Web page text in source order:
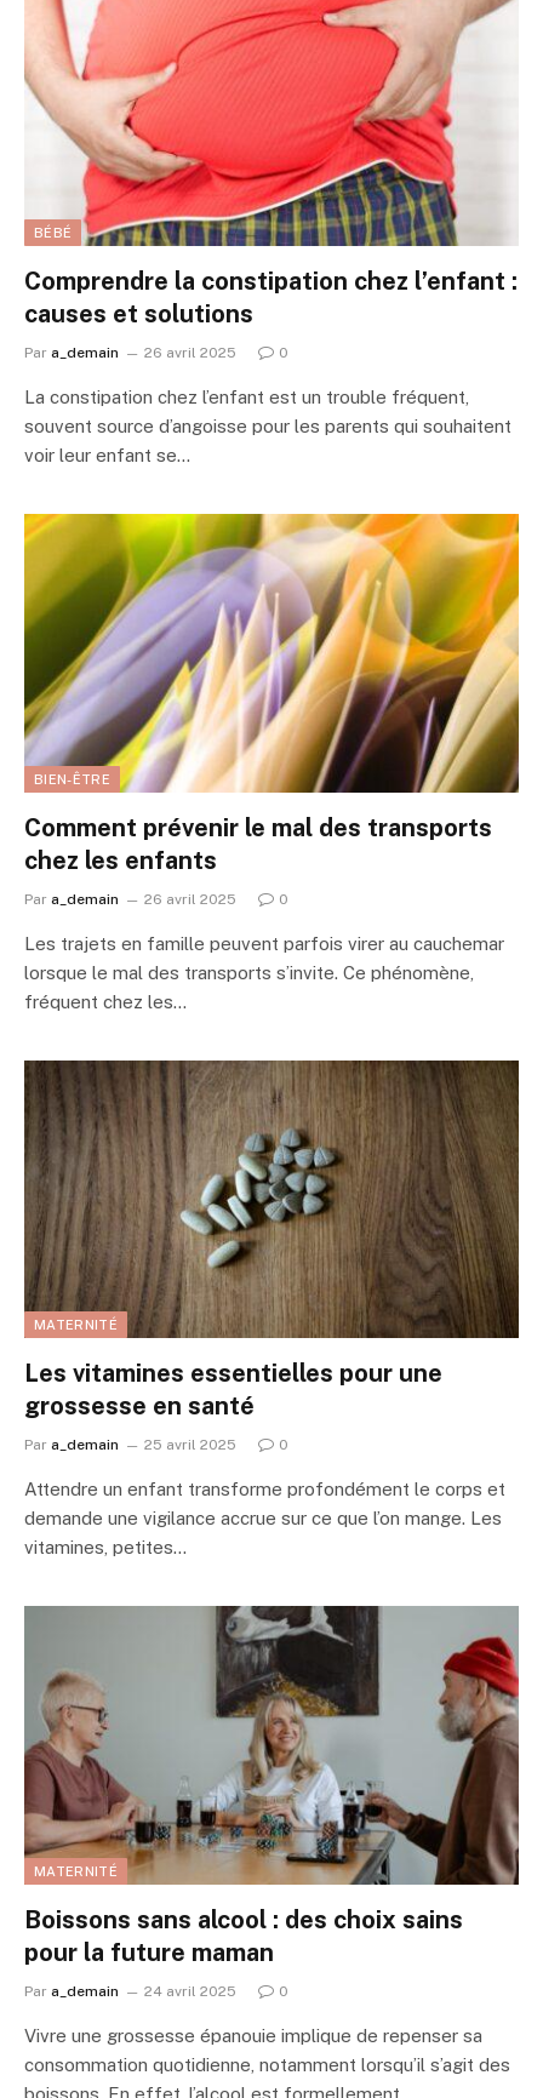
BÉBÉ
Comprendre la constipation chez l’enfant :
causes et solutions
Par a_demain 26 avril 2025 0
La constipation chez l’enfant est un trouble fréquent,
souvent source d’angoisse pour les parents qui souhaitent
voir leur enfant se…
BIEN-ÊTRE
Comment prévenir le mal des transports
chez les enfants
Par a_demain 26 avril 2025 0
Les trajets en famille peuvent parfois virer au cauchemar
lorsque le mal des transports s’invite. Ce phénomène,
fréquent chez les…
MATERNITÉ
Les vitamines essentielles pour une
grossesse en santé
Par a_demain 25 avril 2025 0
Attendre un enfant transforme profondément le corps et
demande une vigilance accrue sur ce que l’on mange. Les
vitamines, petites…
MATERNITÉ
Boissons sans alcool : des choix sains
pour la future maman
Par a_demain 24 avril 2025 0
Vivre une grossesse épanouie implique de repenser sa
consommation quotidienne, notamment lorsqu’il s’agit des
boissons. En effet, l’alcool est formellement…